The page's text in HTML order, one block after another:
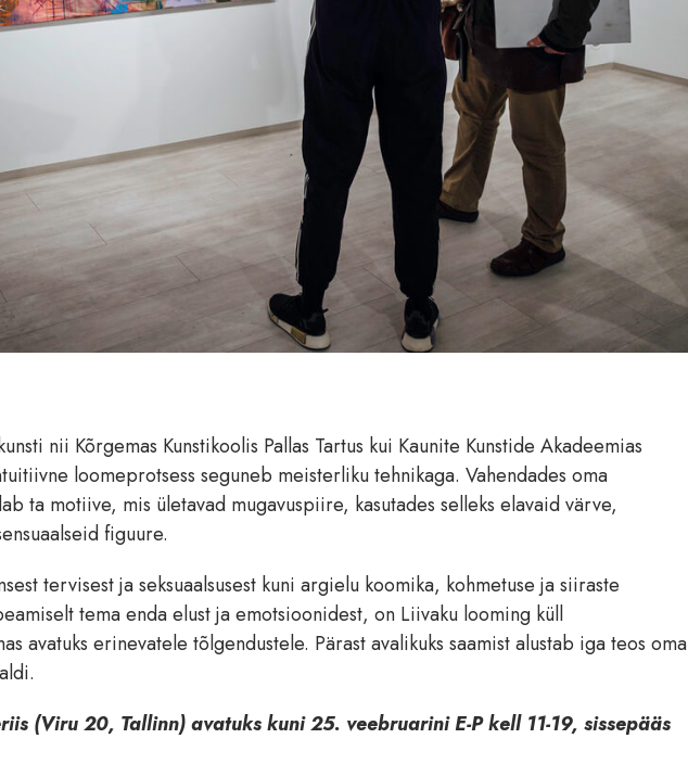
nii Kõrgemas Kunstikoolis Pallas Tartus kui Kaunite Kunstide Akadeemias
loomeprotsess seguneb meisterliku tehnikaga. Vahendades oma
ta motiive, mis ületavad mugavuspiire, kasutades selleks elavaid värve,
figuure.
tervisest ja seksuaalsusest kuni argielu koomika, kohmetuse ja siiraste
tema enda elust ja emotsioonidest, on Liivaku looming küll
avatuks erinevatele tõlgendustele. Pärast avalikuks saamist alustab iga teos oma
(Viru 20, Tallinn) avatuks kuni 25. veebruarini E-P kell 11-19, sissepääs